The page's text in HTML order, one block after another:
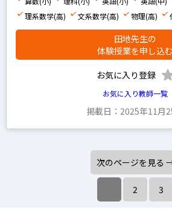
理系数学(高)
文系数学(高) 物理(高)
田地先生の
体験授業を申し込む
お気に入り登録
お気に入り教師一覧
掲載日：2025年11月
2 3
次のページを見る